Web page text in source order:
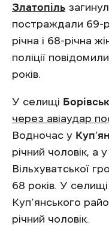
Златопіль
постраждали 69-
річна і 68-річна
поліції
років.
У селищі
через авіаудар
Водночас у
річний чоловік, а
Вільхуватської
68 років. У селищі
Куп’янського
річний чоловік.